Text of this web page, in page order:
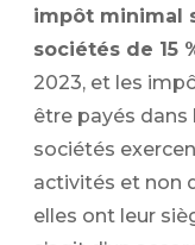
impôt minimal
sociétés de 15
2023, et les
être payés dans
sociétés
activités et non
elles ont leur